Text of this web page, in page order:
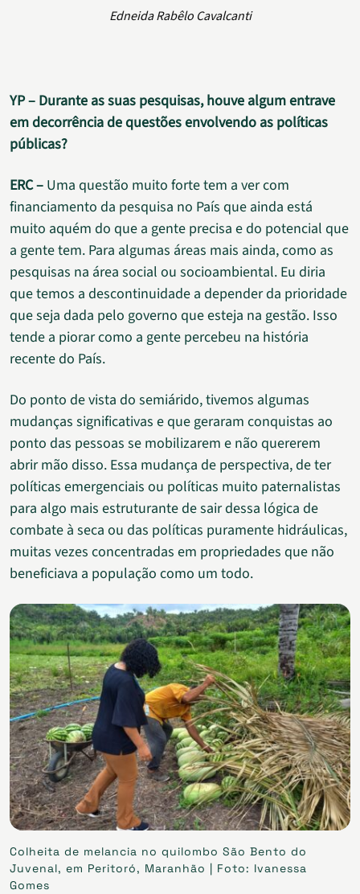
Edneida Rabêlo Cavalcanti
YP – Durante as suas pesquisas, houve algum entrave
em decorrência de questões envolvendo as políticas
públicas?
ERC – Uma questão muito forte tem a ver com
financiamento da pesquisa no País que ainda está
muito aquém do que a gente precisa e do potencial que
a gente tem. Para algumas áreas mais ainda, como as
pesquisas na área social ou socioambiental. Eu diria
que temos a descontinuidade a depender da prioridade
que seja dada pelo governo que esteja na gestão. Isso
tende a piorar como a gente percebeu na história
recente do País.
Do ponto de vista do semiárido, tivemos algumas
mudanças significativas e que geraram conquistas ao
ponto das pessoas se mobilizarem e não quererem
abrir mão disso. Essa mudança de perspectiva, de ter
políticas emergenciais ou políticas muito paternalistas
para algo mais estruturante de sair dessa lógica de
combate à seca ou das políticas puramente hidráulicas,
muitas vezes concentradas em propriedades que não
beneficiava a população como um todo.
Colheita de melancia no quilombo São Bento do
Juvenal, em Peritoró, Maranhão | Foto: Ivanessa
Gomes